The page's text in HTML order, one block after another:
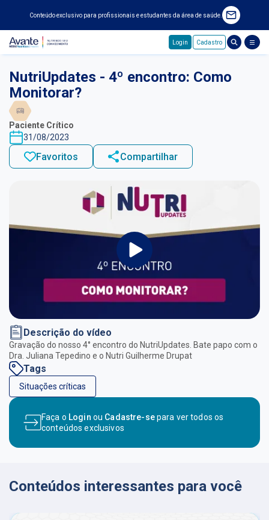
Conteúdo exclusivo para profissionais e estudantes da área de saúde.
Login Cadastro
NutriUpdates - 4º encontro: Como
Monitorar?
Paciente Crítico
31/08/2023
Favoritos Compartilhar
Descrição do vídeo
Gravação do nosso 4° encontro do NutriUpdates. Bate papo com o
Dra. Juliana Tepedino e o Nutri Guilherme Drupat
Tags
Situações críticas
Faça o Login ou Cadastre-separa ver todos os
conteúdos exclusivos
Conteúdos interessantes para você